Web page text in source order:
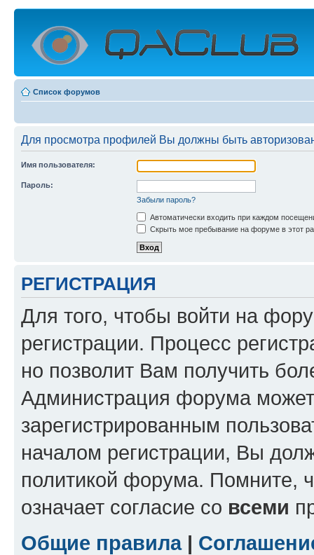
Список форумов
Для просмотра профилей Вы должны быть
Имя пользователя:
Пароль:
Забыли пароль?
Автоматически входить при каждом
Скрыть мое пребывание на форуме в этот
РЕГИСТРАЦИЯ
Для того, чтобы войти на
регистрации. Процесс
но позволит Вам получить
Администрация форума может
зарегистрированным
началом регистрации, Вы
политикой форума. Помните,
означает согласие со всеми
Общие правила|